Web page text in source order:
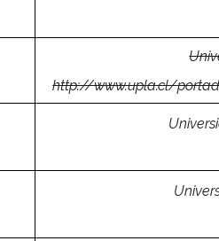
http://www.upla.cl/